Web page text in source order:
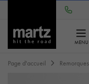
MENU
Page d'accueil Remorques